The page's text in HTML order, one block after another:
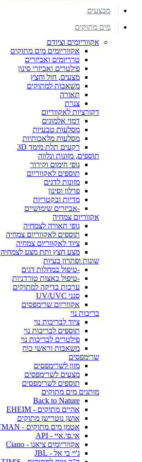
מבצעים
מים מתוקים
אקווריומים וציודם
אקווריומים מים מתוקים
טרריומים ואביזרים
פילטרים ואביזרי סינון
מצעים, חול וחצץ
משאבות למתוקים
תאורה
צנרת
דקורציות לאקווריום
דמוי אלמוגים
מסלעות טבעיות
מסלעות מלאכותיות
רקעים תלת מימד 3D
תוספים, מזונות ונלווה
גופי חימום וקירור
תוספים לאקווריום
מזונות לדגים
פרלון וסינון
מדיות ובקטריות
-אביזרים שימושיים
אקווריום צמחיה
גופי תאורה לצמחיה
תוספים לאקווריום צמחיה
ציוד לאקווריום צמחיה
מצע חצץ ותת מצע לצמחיה
שונות ופתרון בעיות
-טיפול במחלות דגים
-טיפול באצות טורדניות
ערכות בדיקה למתוקים
סנני UV/UVC
אקווריום שרימפסים
בריכות נוי
ציוד לבריכות נוי
תוספים לבריכות נוי
פילטרים לבריכות נוי
משאבות וראשי כוח
שרימפסים
מזון לשרימפסים
מצעים לשרימפסים
תוספים לשרימפסים
מותגים מים מתוקים
Back to Nature
אהיים מתוקים - EHEIM
אושן נוטרישן מתוקים
אטמן מים מתוקים - ATMAN
אי.פי.איי - API
אקווריומים ציאנו - Ciano
ג'יי בי אל - JBL